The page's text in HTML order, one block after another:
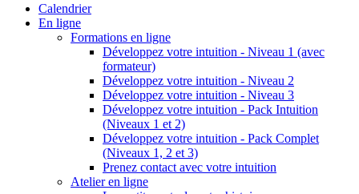
Calendrier
En ligne
Formations en ligne
Développez votre intuition - Niveau 1 (avec
formateur)
Développez votre intuition - Niveau 2
Développez votre intuition - Niveau 3
Développez votre intuition - Pack Intuition
(Niveaux 1 et 2)
Développez votre intuition - Pack Complet
(Niveaux 1, 2 et 3)
Prenez contact avec votre intuition
Atelier en ligne